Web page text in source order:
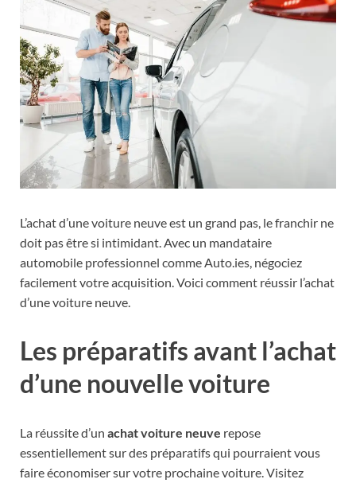
L’achat d’une voiture neuve est un grand pas, le franchir ne
doit pas être si intimidant. Avec un mandataire
automobile professionnel comme Auto.ies, négociez
facilement votre acquisition. Voici comment réussir l’achat
d’une voiture neuve.
Les préparatifs avant l’achat
d’une nouvelle voiture
La réussite d’un achat voiture neuve repose
essentiellement sur des préparatifs qui pourraient vous
faire économiser sur votre prochaine voiture. Visitez